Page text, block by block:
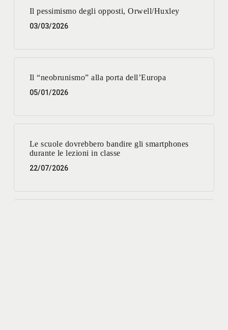
Il pessimismo degli opposti, Orwell/Huxley
03/03/2026
Il “neobrunismo” alla porta dell’Europa
05/01/2026
Le scuole dovrebbero bandire gli smartphones
durante le lezioni in classe
22/07/2026